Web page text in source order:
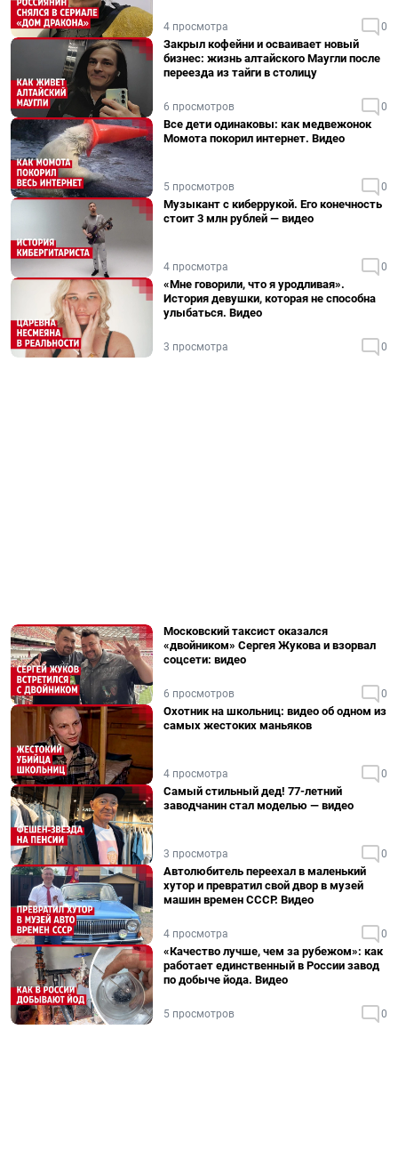
4 просмотра 0
Закрыл кофейни и осваивает новый
бизнес: жизнь алтайского Маугли после
переезда из тайги в столицу
6 просмотров 0
Все дети одинаковы: как медвежонок
Момота покорил интернет. Видео
5 просмотров 0
Музыкант с киберрукой. Его конечность
стоит 3 млн рублей — видео
4 просмотра 0
«Мне говорили, что я уродливая».
История девушки, которая не способна
улыбаться. Видео
3 просмотра 0
Московский таксист оказался
«двойником» Сергея Жукова и взорвал
соцсети: видео
6 просмотров 0
Охотник на школьниц: видео об одном из
самых жестоких маньяков
4 просмотра 0
Самый стильный дед! 77-летний
заводчанин стал моделью — видео
3 просмотра 0
Автолюбитель переехал в маленький
хутор и превратил свой двор в музей
машин времен СССР. Видео
4 просмотра 0
«Качество лучше, чем за рубежом»: как
работает единственный в России завод
по добыче йода. Видео
5 просмотров 0